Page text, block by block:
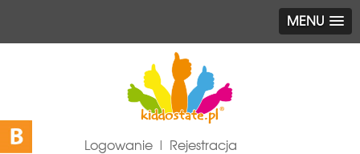
MENU
Logowanie | Rejestracja